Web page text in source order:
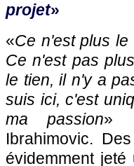
projet»
«Ce n'est plus le
Ce n'est pas
le tien, il n'y a
suis ici, c'est
ma passion» ,
Ibrahimovic.
évidemment